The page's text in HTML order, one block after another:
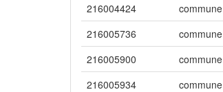
216004424
commune
216005736
commune
216005900
commune
216005934
commune